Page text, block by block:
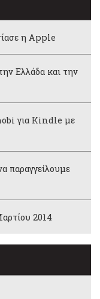
η Apple
Ελλάδα και την
για Kindle με
2014